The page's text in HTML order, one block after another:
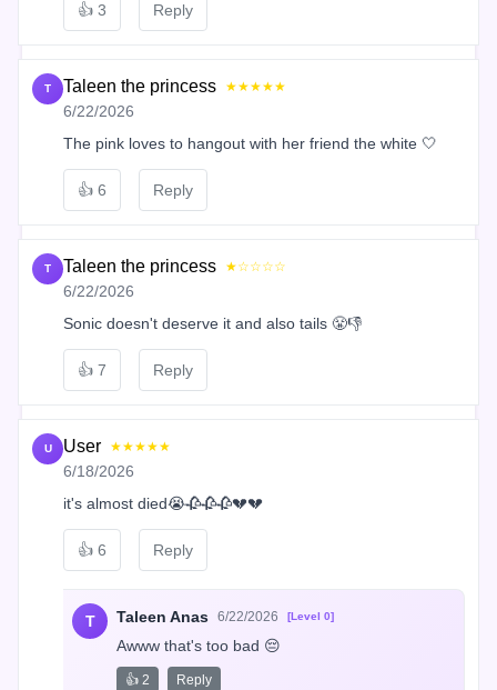
👍 3 Reply
T Taleen the princess ★★★★★
6/22/2026
The pink loves to hangout with her friend the white 🤍
👍 6 Reply
T Taleen the princess ★☆☆☆☆
6/22/2026
Sonic doesn't deserve it and also tails 😤👎
👍 7 Reply
U User ★★★★★
6/18/2026
it's almost died😭🥀🥀🥀💔💔
👍 6 Reply
T Taleen Anas 6/22/2026 [Level 0]
Awww that's too bad 😔
👍 2 Reply